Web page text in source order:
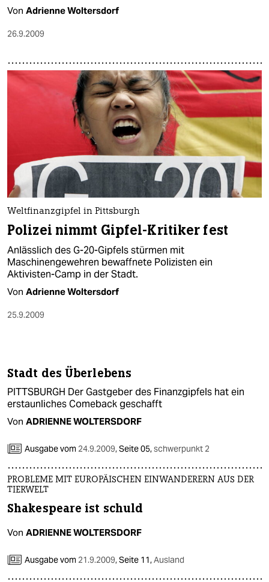
Von Adrienne Woltersdorf
26.9.2009
Weltfinanzgipfel in Pittsburgh
Polizei nimmt Gipfel-Kritiker fest
Anlässlich des G-20-Gipfels stürmen mit
Maschinengewehren bewaffnete Polizisten ein
Aktivisten-Camp in der Stadt.
Von Adrienne Woltersdorf
25.9.2009
Stadt des Überlebens
PITTSBURGH Der Gastgeber des Finanzgipfels hat ein
erstaunliches Comeback geschafft
Von ADRIENNE WOLTERSDORF
Ausgabe vom 24.9.2009,Seite 05,schwerpunkt 2
PROBLEME MIT EUROPÄISCHEN EINWANDERERN AUS DER
TIERWELT
Shakespeare ist schuld
Von ADRIENNE WOLTERSDORF
Ausgabe vom 21.9.2009,Seite 11,Ausland